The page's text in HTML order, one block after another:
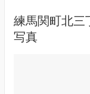
練馬関町北三
写真